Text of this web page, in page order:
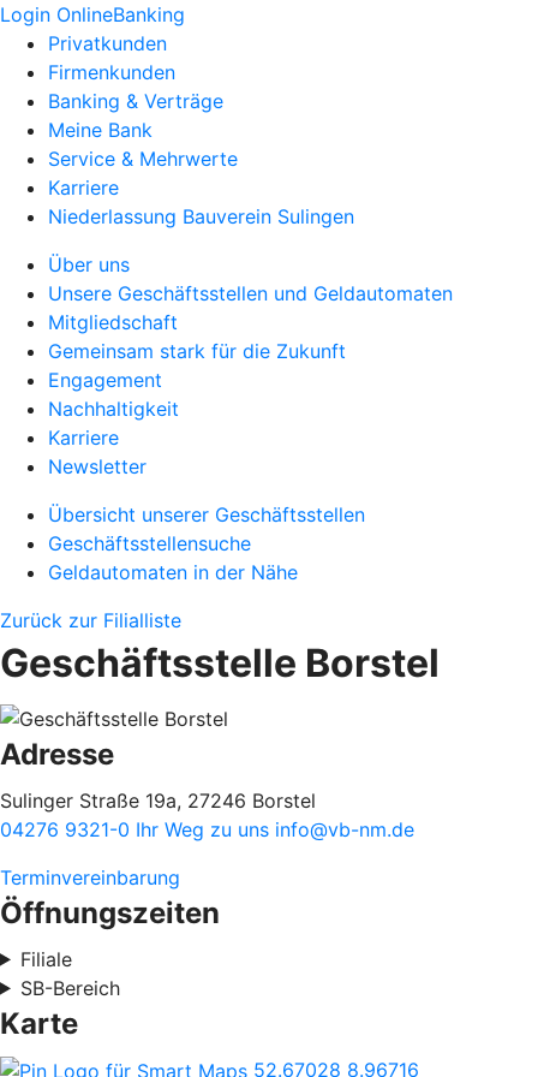
Login OnlineBanking
Privatkunden
Firmenkunden
Banking & Verträge
Meine Bank
Service & Mehrwerte
Karriere
Niederlassung Bauverein Sulingen
Über uns
Unsere Geschäftsstellen und Geldautomaten
Mitgliedschaft
Gemeinsam stark für die Zukunft
Engagement
Nachhaltigkeit
Karriere
Newsletter
Übersicht unserer Geschäftsstellen
Geschäftsstellensuche
Geldautomaten in der Nähe
Zurück zur Filialliste
Geschäftsstelle Borstel
Adresse
Sulinger Straße 19a, 27246 Borstel
04276 9321-0 Ihr Weg zu uns info@vb-nm.de
Terminvereinbarung
Öffnungszeiten
Filiale
SB-Bereich
Karte
52.67028 8.96716